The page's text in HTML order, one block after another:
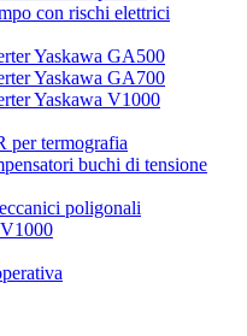
con rischi elettrici
Yaskawa GA500
Yaskawa GA700
Yaskawa V1000
per termografia
buchi di tensione
poligonali